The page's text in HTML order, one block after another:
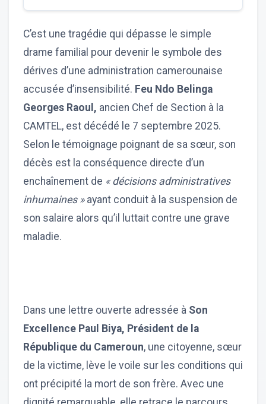
C’est une tragédie qui dépasse le simple
drame familial pour devenir le symbole des
dérives d’une administration camerounaise
accusée d’insensibilité. Feu Ndo Belinga
Georges Raoul, ancien Chef de Section à la
CAMTEL, est décédé le 7 septembre 2025.
Selon le témoignage poignant de sa sœur, son
décès est la conséquence directe d’un
enchaînement de « décisions administratives
inhumaines »ayant conduit à la suspension de
son salaire alors qu’il luttait contre une grave
maladie.
Dans une lettre ouverte adressée à Son
Excellence Paul Biya, Président de la
République du Cameroun, une citoyenne, sœur
de la victime, lève le voile sur les conditions qui
ont précipité la mort de son frère. Avec une